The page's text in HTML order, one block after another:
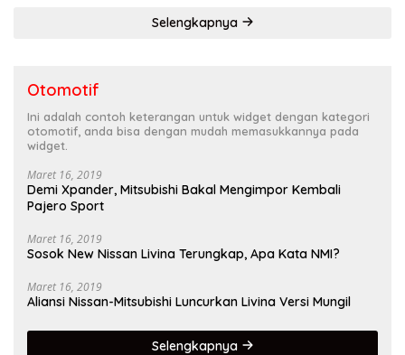
Selengkapnya
Otomotif
Ini adalah contoh keterangan untuk widget dengan kategori
otomotif, anda bisa dengan mudah memasukkannya pada
widget.
Maret 16, 2019
Demi Xpander, Mitsubishi Bakal Mengimpor Kembali
Pajero Sport
Maret 16, 2019
Sosok New Nissan Livina Terungkap, Apa Kata NMI?
Maret 16, 2019
Aliansi Nissan-Mitsubishi Luncurkan Livina Versi Mungil
Selengkapnya